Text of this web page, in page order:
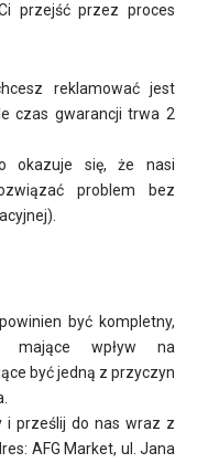
przejść przez proces
reklamować jest
czas gwarancji trwa 2
okazuje się, że nasi
problem bez
być kompletny,
mające wpływ na
być jedną z przyczyn
i prześlij do nas wraz z
AFG Market, ul. Jana